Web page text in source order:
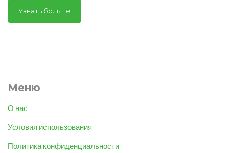
эффективному бюджетированию и контролю расходов.
Материал поможет лучше понять важность роли различных
Узнать больше
Меню
О нас
Условия использования
Политика конфиденциальности